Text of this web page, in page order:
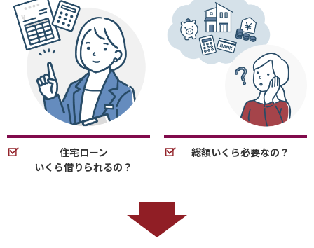
住宅ローン
いくら借りられるの？
総額いくら必要なの？